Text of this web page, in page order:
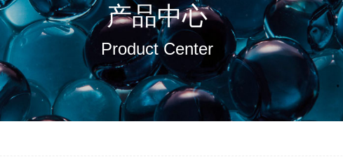
产品中心
Product Center